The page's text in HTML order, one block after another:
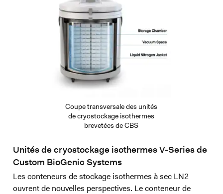
Coupe transversale des unités
de cryostockage isothermes
brevetées de CBS
Unités de cryostockage isothermes V-Series de
Custom BioGenic Systems
Les conteneurs de stockage isothermes à sec LN2
ouvrent de nouvelles perspectives. Le conteneur de